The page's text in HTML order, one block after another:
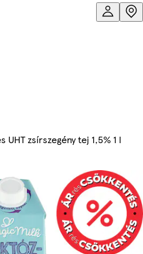
UHT zsírszegény tej 1,5% 1 l